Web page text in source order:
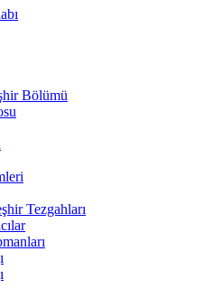
Bölümü
Tezgahları